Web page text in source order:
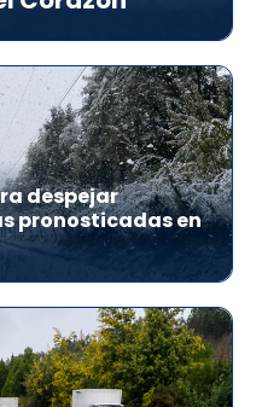
despejar
pronosticadas en